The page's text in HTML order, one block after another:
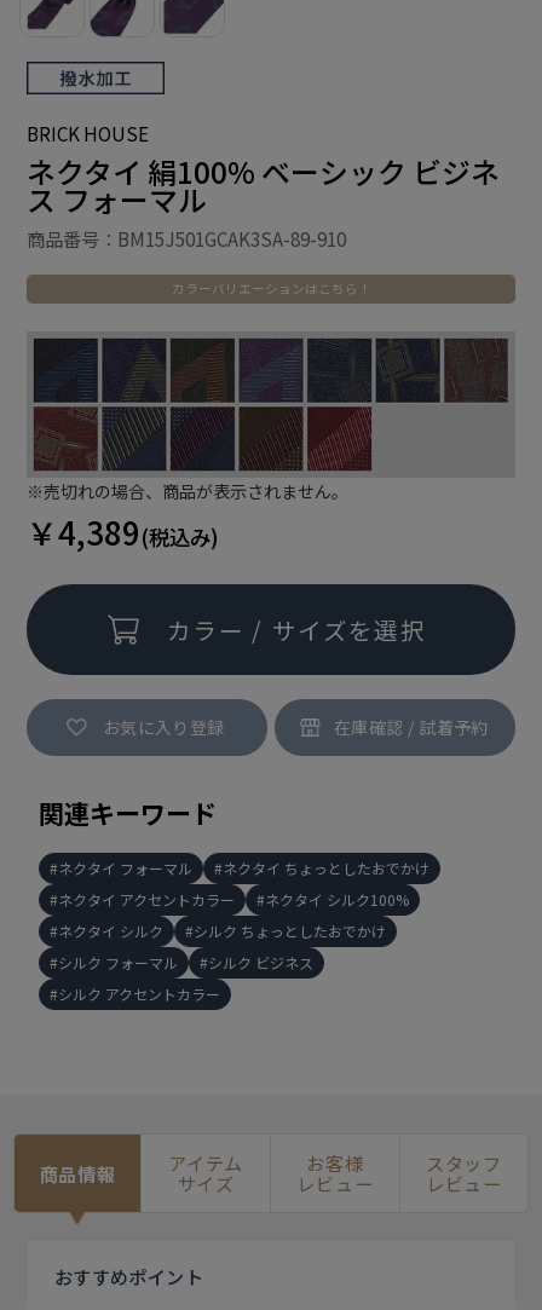
BRICK HOUSE
ネクタイ 絹100% ベーシック ビジネ
ス フォーマル
商品番号：BM15J501GCAK3SA-89-910
カラーバリエーションはこちら！
※売切れの場合、商品が表示されません。
￥4,389(税込み)
カラー / サイズを選択
お気に入り登録
関連キーワード
ネクタイ フォーマル
ネクタイ ちょっとしたおでかけ
ネクタイ アクセントカラー
ネクタイ シルク100%
ネクタイ シルク
シルク ちょっとしたおでかけ
シルク フォーマル
シルク ビジネス
シルク アクセントカラー
商品情報 アイテム
サイズ
お客様
レビュー
スタッフ
レビュー
おすすめポイント